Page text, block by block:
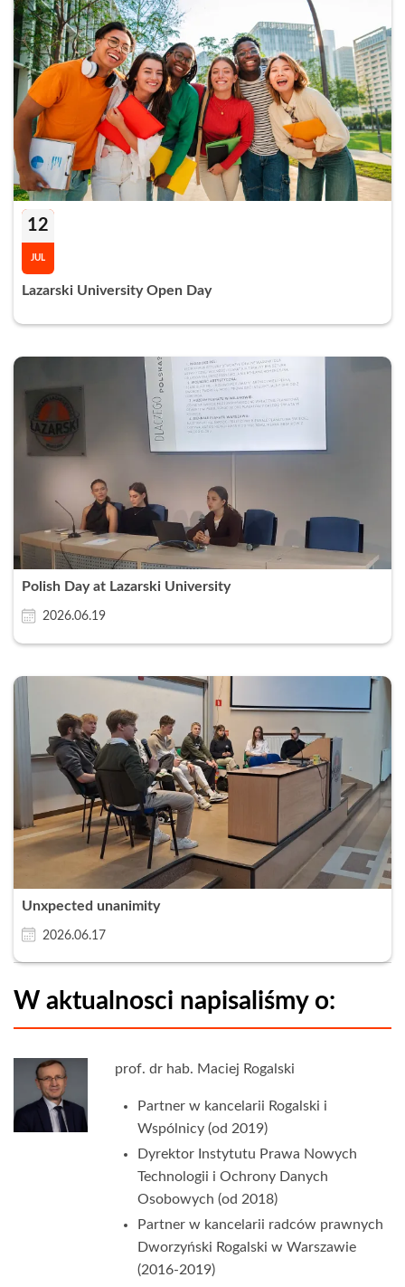
12
JUL
Lazarski University Open Day
Polish Day at Lazarski University
2026.06.19
Unxpected unanimity
2026.06.17
W aktualnosci napisaliśmy o:
prof. dr hab. Maciej Rogalski
Partner w kancelarii Rogalski i
Wspólnicy (od 2019)
Dyrektor Instytutu Prawa Nowych
Technologii i Ochrony Danych
Osobowych (od 2018)
Partner w kancelarii radców prawnych
Dworzyński Rogalski w Warszawie
(2016-2019)